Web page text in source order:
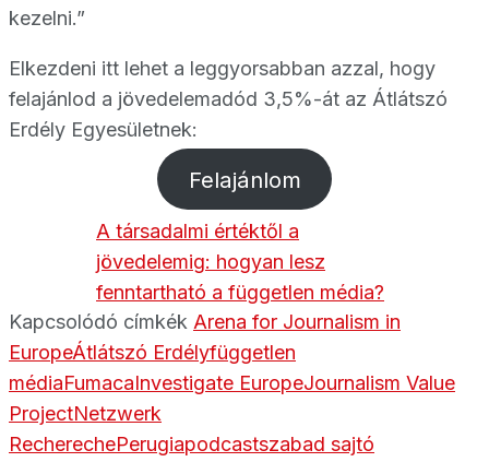
kezelni.”
Elkezdeni itt lehet a leggyorsabban azzal, hogy
felajánlod a jövedelemadód 3,5%-át az Átlátszó
Erdély Egyesületnek:
Felajánlom
A társadalmi értéktől a
jövedelemig: hogyan lesz
fenntartható a független média?
Kapcsolódó címkék Arena for Journalism in
EuropeÁtlátszó Erdélyfüggetlen
médiaFumacaInvestigate EuropeJournalism Value
ProjectNetzwerk
RecherechePerugiapodcastszabad sajtó